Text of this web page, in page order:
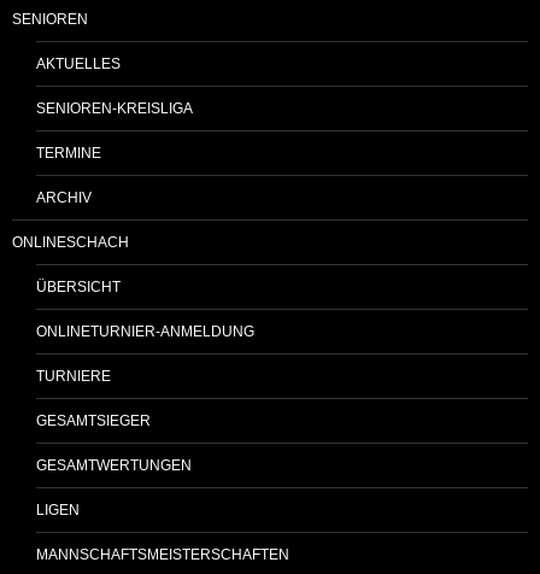
SENIOREN
AKTUELLES
SENIOREN-KREISLIGA
TERMINE
ARCHIV
ONLINESCHACH
ÜBERSICHT
ONLINETURNIER-ANMELDUNG
TURNIERE
GESAMTSIEGER
GESAMTWERTUNGEN
LIGEN
MANNSCHAFTSMEISTERSCHAFTEN